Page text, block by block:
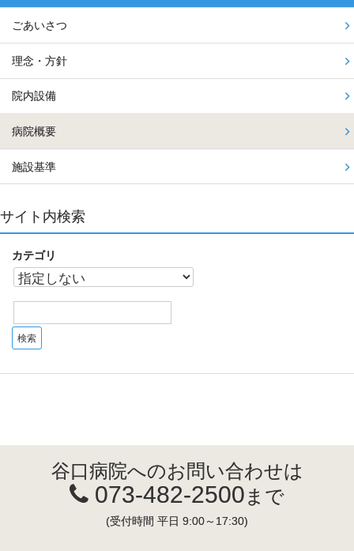
ごあいさつ
理念・方針
院内設備
病院概要
施設基準
サイト内検索
カテゴリ
谷口病院へのお問い合わせは
073-482-2500 まで
(受付時間 平日 9:00～17:30)